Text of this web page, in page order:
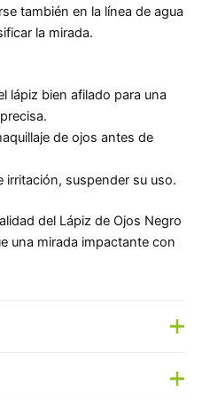
también en la línea de agua
la mirada.
lápiz bien afilado para una
de ojos antes de
irritación, suspender su uso.
del Lápiz de Ojos Negro
una mirada impactante con